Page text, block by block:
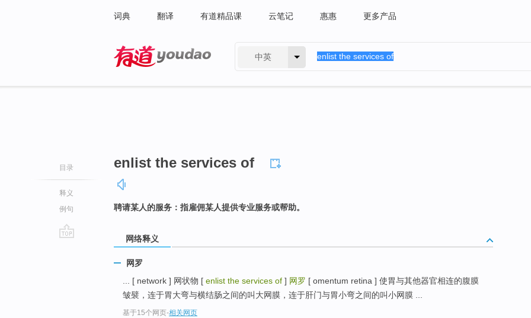
词典 翻译 有道精品课 云笔记 惠惠 更多产品
中英
目录
释义
例句
enlist the services of
聘请某人的服务：指雇佣某人提供专业服务或帮助。
网络释义
网罗
... [ network ] 网状物 [ enlist the services of ] 网罗 [ omentum retina ] 使胃与其他器官相连的腹膜
皱襞，连于胃大弯与横结肠之间的叫大网膜，连于肝门与胃小弯之间的叫小网膜 ...
基于15个网页-相关网页